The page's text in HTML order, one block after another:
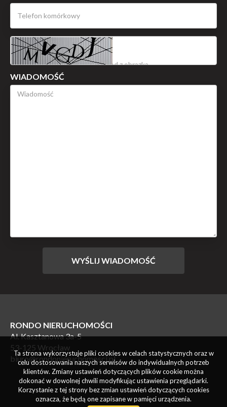
WIADOMOŚĆ
RONDO NIERUCHOMOŚCI
Al. Kasztanowa 3a-5
53-125 Wrocław
biuro@rondonieruchomosci.pl
Ta strona wykorzystuje pliki cookies w celach statystycznych oraz w
celu dostosowania naszych serwisów do indywidualnych potrzeb
klientów. Zmiany ustawień dotyczących plików cookie można
dokonać w dowolnej chwili modyfikując ustawienia przeglądarki.
Korzystanie z tej strony bez zmian ustawień dotyczących cookies
oznacza, że będą one zapisane w pamięci urządzenia.